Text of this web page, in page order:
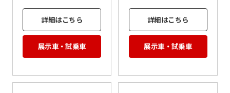
詳細はこちら
展示車・試乗車
詳細はこちら
展示車・試乗車